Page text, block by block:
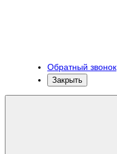
Обратный звонок
Закрыть